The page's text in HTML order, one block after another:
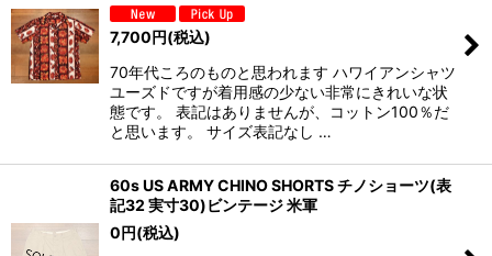
7,700円(税込)
70年代ころのものと思われます ハワイアンシャツ
ユーズドですが着用感の少ない非常にきれいな状
態です。 表記はありませんが、コットン100％だ
と思います。 サイズ表記なし …
60s US ARMY CHINO SHORTS チノショーツ(表
記32 実寸30)ビンテージ 米軍
0円(税込)